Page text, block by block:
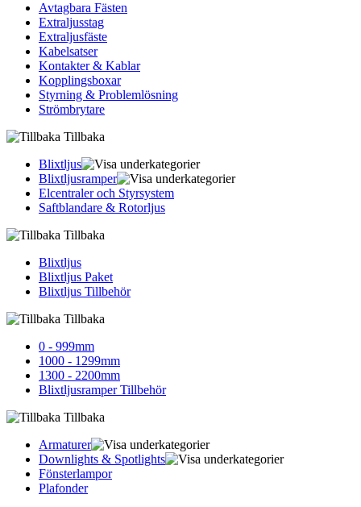
Avtagbara Fästen
Extraljusstag
Extraljusfäste
Kabelsatser
Kontakter & Kablar
Kopplingsboxar
Styrning & Problemlösning
Strömbrytare
Tillbaka
Blixtljus
Blixtljusramper
Elcentraler och Styrsystem
Saftblandare & Rotorljus
Tillbaka
Blixtljus
Blixtljus Paket
Blixtljus Tillbehör
Tillbaka
0 - 999mm
1000 - 1299mm
1300 - 2200mm
Blixtljusramper Tillbehör
Tillbaka
Armaturer
Downlights & Spotlights
Fönsterlampor
Plafonder